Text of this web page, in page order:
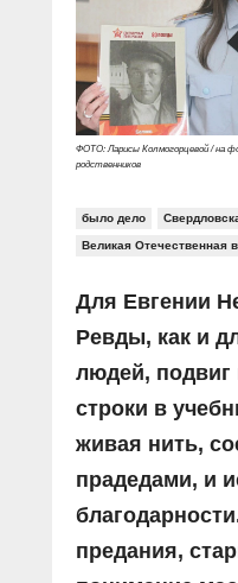
Социальные ролики
Документальные
Прямой разговор
В знании сила
Специальный
КиберПОСТОВОЙ
Газета «Щит и меч»
Журнал «Полиция
О ПОРТАЛЕ
Контакты
Вакансии
ФОТО: Ларисы Колмогорцевой / на
родственников
было дело
Великая Отечественная
Для Евгении
Ревды, как и
людей, подвиг
строки в
живая нить,
прадедами, и
предания,